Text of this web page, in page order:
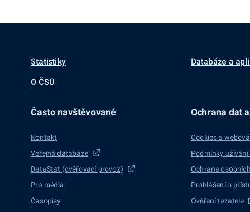
Statistiky Databáze a
O ČSÚ
Často navštěvované
Kontakt
Veřejná databáze
DataStat (ověřovací provoz)
Pro média
Časopisy
Ochrana dat
Cookies a
Podmínky užívání
Ochrana
Prohlášení o
Ověření tazatele